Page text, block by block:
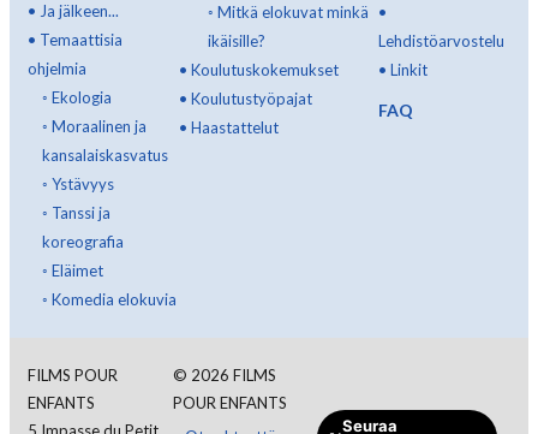
• Ja jälkeen...
• Temaattisia
ohjelmia
◦ Ekologia
◦ Moraalinen ja
kansalaiskasvatus
◦ Ystävyys
◦ Tanssi ja
koreografia
◦ Eläimet
◦ Komedia elokuvia
◦ Mitkä elokuvat minkä
ikäisille?
• Koulutuskokemukset
• Koulutustyöpajat
• Haastattelut
•
Lehdistöarvostelu
•Linkit
FAQ
FILMS POUR
ENFANTS
© 2026 FILMS
POUR ENFANTS
Seuraa